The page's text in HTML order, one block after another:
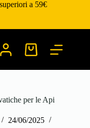
a 59€
Carrello
per le Api
24/06/2025